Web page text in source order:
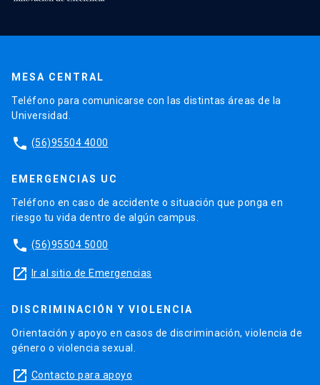
MESA CENTRAL
Teléfono para comunicarse con las distintas áreas de la
Universidad.
phone (56)95504 4000
EMERGENCIAS UC
Teléfono en caso de accidente o situación que ponga en
riesgo tu vida dentro de algún campus.
phone (56)95504 5000
launch Ir al sitio de Emergencias
DISCRIMINACIÓN Y VIOLENCIA
Orientación y apoyo en casos de discriminación, violencia de
género o violencia sexual.
launch Contacto para apoyo